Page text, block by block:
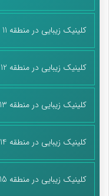
کلینیک زیبایی در منطقه 11
کلینیک زیبایی در منطقه 12
کلینیک زیبایی در منطقه 13
کلینیک زیبایی در منطقه 14
کلینیک زیبایی در منطقه 15